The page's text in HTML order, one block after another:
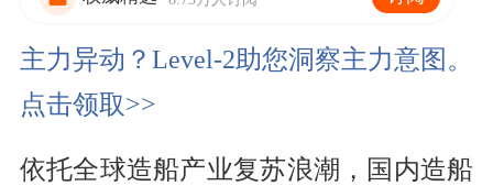
主力异动？Level-2助您洞察主力意图。
点击领取>>
依托全球造船产业复苏浪潮，国内造船